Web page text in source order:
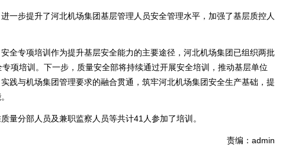
步提升了河北机场集团基层管理人员安全管理水平，加强了基层质控人
专项培训作为提升基层安全能力的主要途径，河北机场集团已组织两批
项培训。下一步，质量安全部将持续通过开展安全培训，推动基层单位
践与机场集团管理要求的融合贯通，筑牢河北机场集团安全生产基础，提
分部人员及兼职监察人员等共计41人参加了培训。
责编：admin